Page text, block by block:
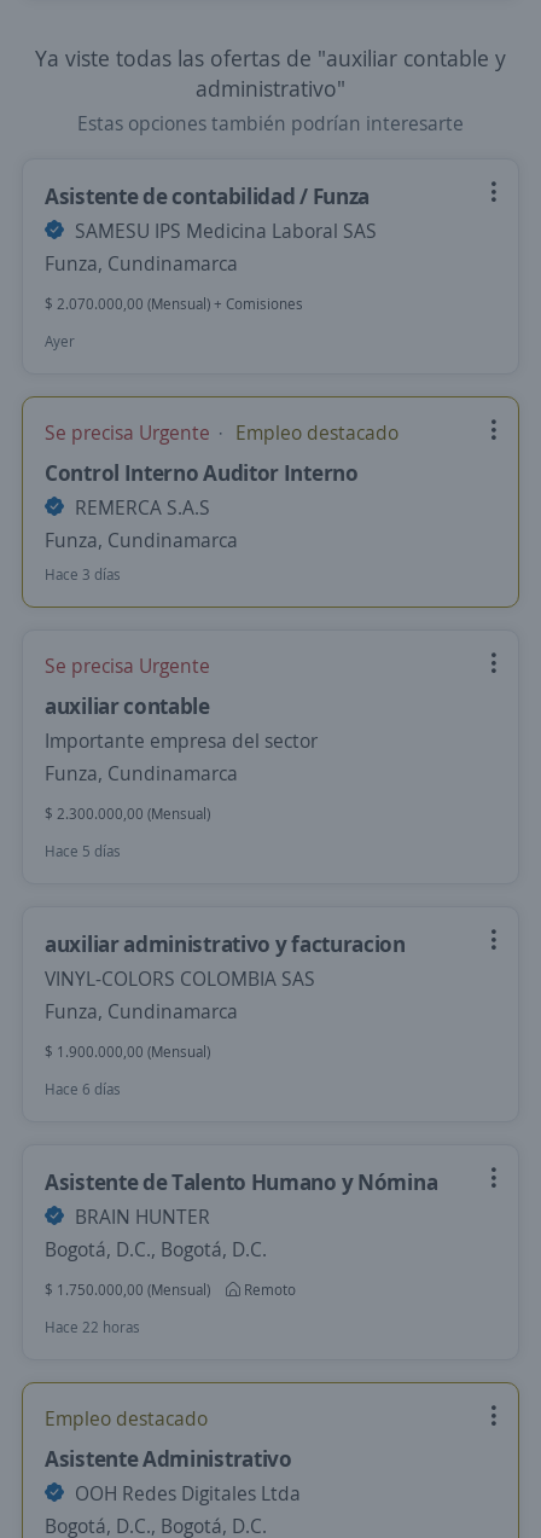
Ya viste todas las ofertas de "auxiliar contable y
administrativo"
Estas opciones también podrían interesarte
Asistente de contabilidad / Funza
SAMESU IPS Medicina Laboral SAS
Funza, Cundinamarca
$ 2.070.000,00 (Mensual) + Comisiones
Ayer
Se precisa Urgente Empleo destacado
Control Interno Auditor Interno
REMERCA S.A.S
Funza, Cundinamarca
Hace 3 días
Se precisa Urgente
auxiliar contable
Importante empresa del sector
Funza, Cundinamarca
$ 2.300.000,00 (Mensual)
Hace 5 días
auxiliar administrativo y facturacion
VINYL-COLORS COLOMBIA SAS
Funza, Cundinamarca
$ 1.900.000,00 (Mensual)
Hace 6 días
Asistente de Talento Humano y Nómina
BRAIN HUNTER
Bogotá, D.C., Bogotá, D.C.
$ 1.750.000,00 (Mensual)
Remoto
Hace 22 horas
Empleo destacado
Asistente Administrativo
OOH Redes Digitales Ltda
Bogotá, D.C., Bogotá, D.C.